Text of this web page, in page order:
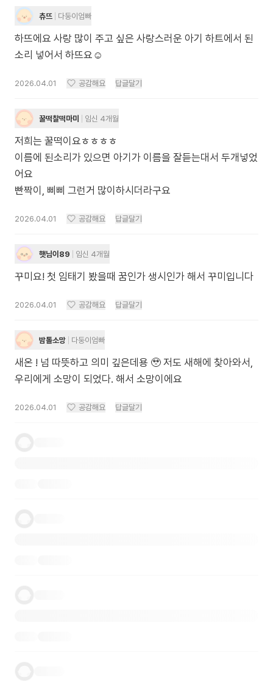
츄뜨 다둥이엄빠
하뜨에요 사랑 많이 주고 싶은 사랑스러운 아기 하트에서 된
소리 넣어서 하뜨요☺️
2026.04.01 공감해요 답글달기
꿀떡찰떡마미 임신 4개월
저희는 꿀떡이요ㅎㅎㅎㅎ
이름에 된소리가 있으면 아기가 이름을 잘듣는대서 두개넣었
어요
빤짝이, 삐삐 그런거 많이하시더라구요
2026.04.01 공감해요 답글달기
햇님이89 임신 4개월
꾸미요! 첫 임태기 봤을때 꿈인가 생시인가 해서 꾸미입니다
2026.04.01 공감해요 답글달기
밤톨소망 다둥이엄빠
새온 ! 넘 따뜻하고 의미 깊은데용 🥹 저도 새해에 찾아와서,
우리에게 소망이 되었다. 해서 소망이에요
2026.04.01 공감해요 답글달기